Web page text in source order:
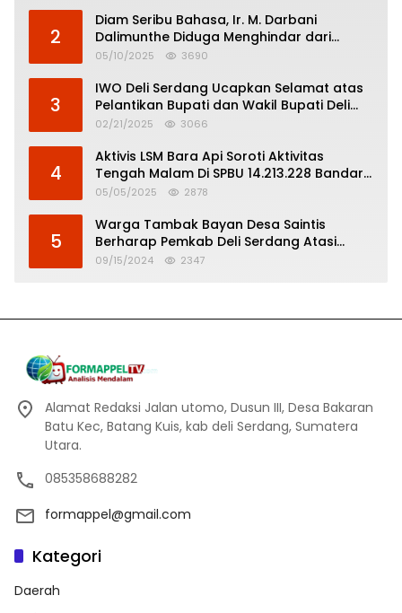
2
Diam Seribu Bahasa, Ir. M. Darbani
Dalimunthe Diduga Menghindar dari
Pertanggungjawaban Politik
05/10/2025 3690
3
IWO Deli Serdang Ucapkan Selamat atas
Pelantikan Bupati dan Wakil Bupati Deli
Serdang
02/21/2025 3066
4
Aktivis LSM Bara Api Soroti Aktivitas
Tengah Malam Di SPBU 14.213.228 Bandar
Tinggi
05/05/2025 2878
5
Warga Tambak Bayan Desa Saintis
Berharap Pemkab Deli Serdang Atasi
Banjir
09/15/2024 2347
Alamat Redaksi Jalan utomo, Dusun III, Desa Bakaran
Batu Kec, Batang Kuis, kab deli Serdang, Sumatera
Utara.
085358688282
formappel@gmail.com
Kategori
Daerah